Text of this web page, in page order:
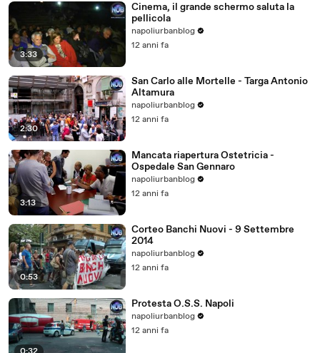
3:33
Cinema, il grande schermo saluta la
pellicola
napoliurbanblog
12 anni fa
2:30
San Carlo alle Mortelle - Targa Antonio
Altamura
napoliurbanblog
12 anni fa
3:13
Mancata riapertura Ostetricia -
Ospedale San Gennaro
napoliurbanblog
12 anni fa
0:53
Corteo Banchi Nuovi - 9 Settembre
2014
napoliurbanblog
12 anni fa
Protesta O.S.S. Napoli
napoliurbanblog
12 anni fa